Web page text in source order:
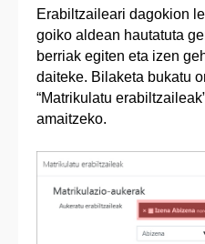
Erabiltzaileari dagokion
goiko aldean hautatuta
berriak egiten eta izen
daiteke. Bilaketa bukatu
“Matrikulatu
amaitzeko.